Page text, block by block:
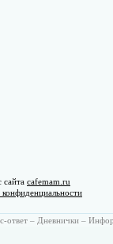
сайта cafemam.ru
ответ – Дневнички –